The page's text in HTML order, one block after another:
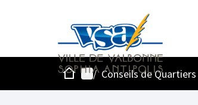
AccueilMenu principal
/ Conseils de Quartiers